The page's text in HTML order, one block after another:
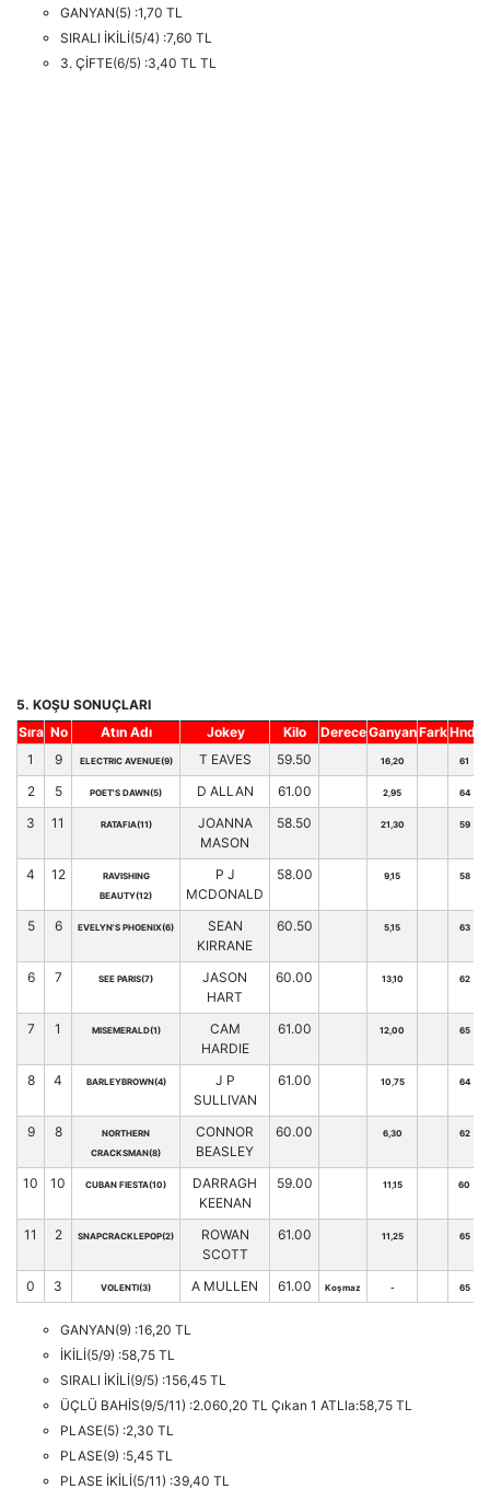
GANYAN(5) :1,70 TL
SIRALI İKİLİ(5/4) :7,60 TL
3. ÇİFTE(6/5) :3,40 TL TL
5. KOŞU SONUÇLARI
Sıra No Atın Adı Jokey Kilo DereceGanyanFarkHnd.
1
9 ELECTRIC AVENUE(9) T EAVES 59.50 16,20 61
2 5 POET'S DAWN(5) D ALLAN 61.00 2,95 64
3 11 RATAFIA(11)
JOANNA
MASON
58.50 21,30 59
4 12
RAVISHING
BEAUTY(12)
P J
MCDONALD
58.00 9,15 58
5 6 EVELYN'S PHOENIX(6)
SEAN
KIRRANE
60.50 5,15 63
6 7 SEE PARIS(7)
JASON
HART
60.00 13,10 62
7 1 MISEMERALD(1)
CAM
HARDIE
61.00 12,00 65
8 4 BARLEYBROWN(4)
J P
SULLIVAN
61.00 10,75 64
9 8
NORTHERN
CRACKSMAN(8)
CONNOR
BEASLEY
60.00 6,30 62
10 10 CUBAN FIESTA(10)
DARRAGH
KEENAN
59.00 11,15 60
11 2 SNAPCRACKLEPOP(2)
ROWAN
SCOTT
61.00 11,25 65
0 3 VOLENTI(3) A MULLEN 61.00 Koşmaz - 65
GANYAN(9) :16,20 TL
İKİLİ(5/9) :58,75 TL
SIRALI İKİLİ(9/5) :156,45 TL
ÜÇLÜ BAHİS(9/5/11) :2.060,20 TL Çıkan 1 ATLla:58,75 TL
PLASE(5) :2,30 TL
PLASE(9) :5,45 TL
PLASE İKİLİ(5/11) :39,40 TL